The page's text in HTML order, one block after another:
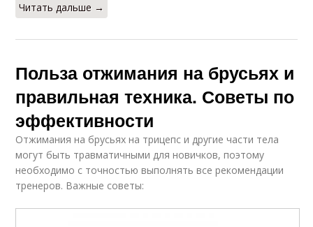
Читать дальше →
Польза отжимания на брусьях и
правильная техника. Советы по
эффективности
Отжимания на брусьях на трицепс и другие части тела
могут быть травматичными для новичков, поэтому
необходимо с точностью выполнять все рекомендации
тренеров. Важные советы: